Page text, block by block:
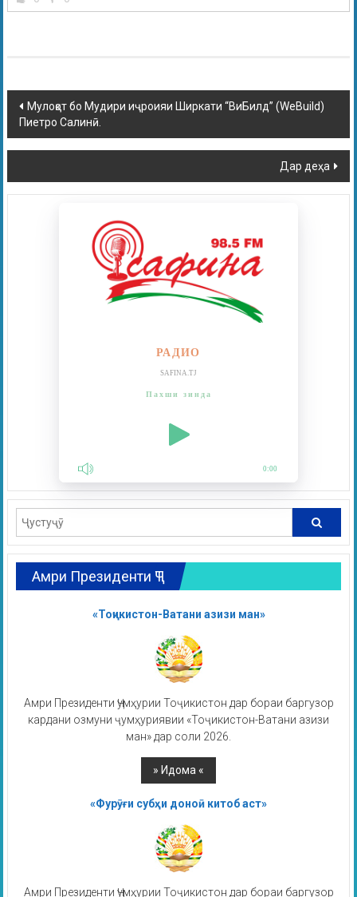
Мулоқот бо Мудири иҷроияи Ширкати “ВиБилд” (WeBuild)
Пиетро Салинӣ.
Дар деҳа
РАДИО
SAFINA.TJ
Пахши зинда
0:00
Амри Президенти ҶТ
«Тоҷикистон-Ватани азизи ман»
Амри Президенти Ҷумҳурии Тоҷикистон дар бораи баргузор
кардани озмуни ҷумҳуриявии «Тоҷикистон-Ватани азизи
ман» дар соли 2026.
«Фурӯғи субҳи доноӣ китоб аст»
Амри Президенти Ҷумҳурии Тоҷикистон дар бораи баргузор